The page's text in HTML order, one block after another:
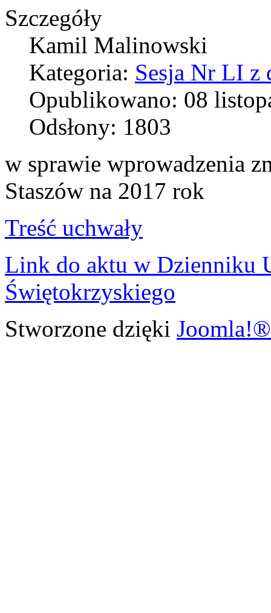
Szczegóły
Kamil Malinowski
Kategoria: Sesja Nr LI z
Opublikowano: 08
Odsłony: 1803
w sprawie wprowadzenia
Staszów na 2017 rok
Treść uchwały
Link do aktu w Dzienniku
Świętokrzyskiego
Stworzone dzięki Joomla!®